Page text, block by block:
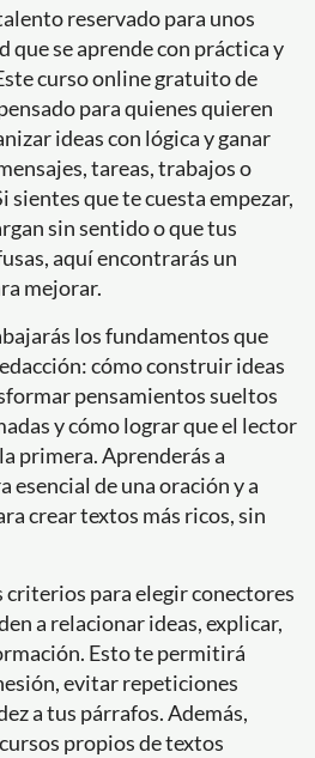
reservado para unos
que se aprende con práctica y
curso online gratuito de
para quienes quieren
ideas con lógica y ganar
tareas, trabajos o
sientes que te cuesta empezar,
sin sentido o que tus
aquí encontrarás un
mejorar.
los fundamentos que
cómo construir ideas
pensamientos sueltos
y cómo lograr que el lector
primera. Aprenderás a
esencial de una oración y a
crear textos más ricos, sin
para elegir conectores
a relacionar ideas, explicar,
Esto te permitirá
evitar repeticiones
a tus párrafos. Además,
propios de textos